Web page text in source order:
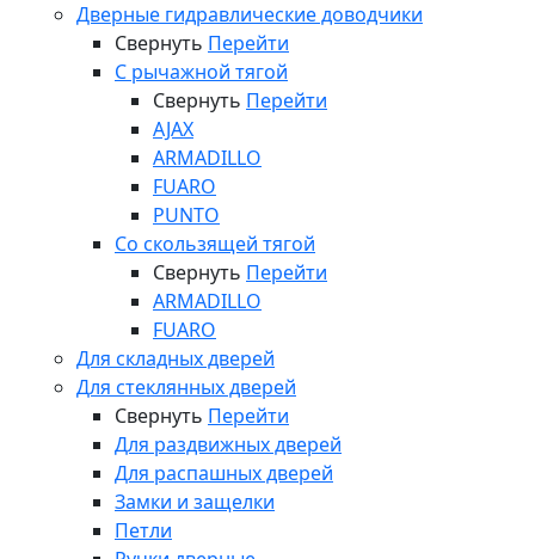
Дверные гидравлические доводчики
Свернуть Перейти
С рычажной тягой
Свернуть Перейти
AJAX
ARMADILLO
FUARO
PUNTO
Со скользящей тягой
Свернуть Перейти
ARMADILLO
FUARO
Для складных дверей
Для стеклянных дверей
Свернуть Перейти
Для раздвижных дверей
Для распашных дверей
Замки и защелки
Петли